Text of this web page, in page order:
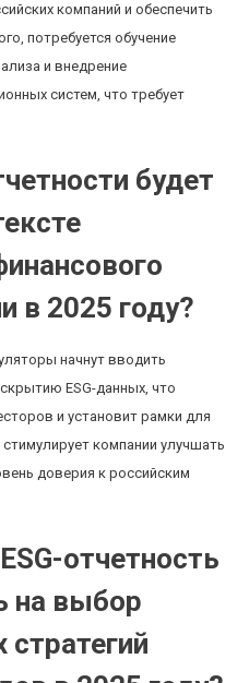
компаний и обеспечить
потребуется обучение
и внедрение
систем, что требует
будет
в 2025 году?
начнут вводить
ESG-данных, что
и установит рамки для
компании улучшать
доверия к российским
отчетность
на выбор